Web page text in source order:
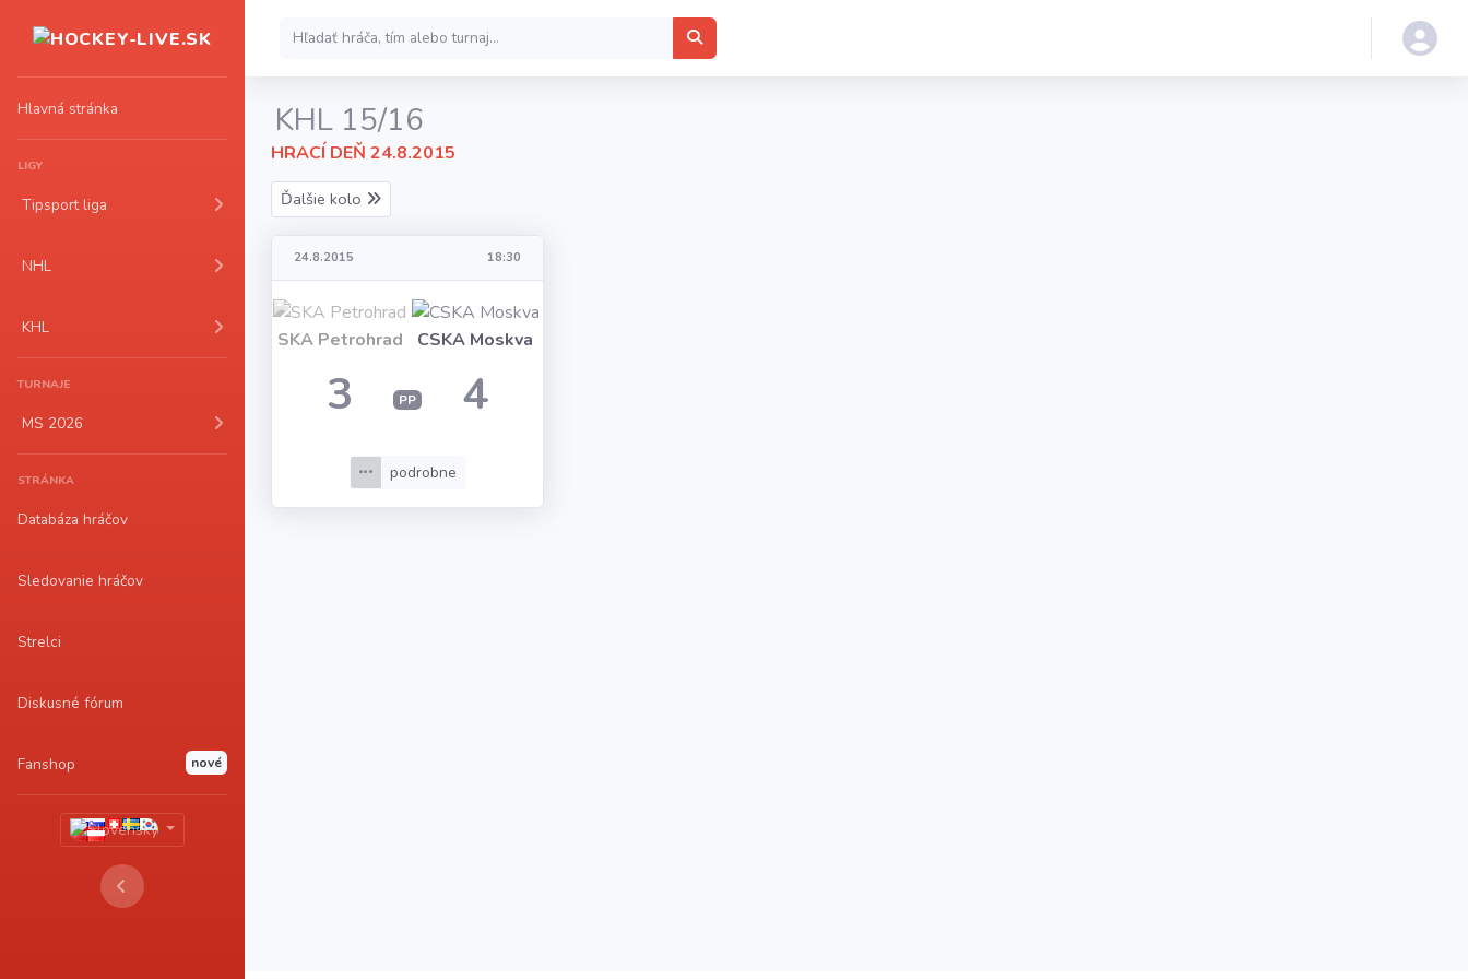
Hlavná stránka
LIGY
Tipsport liga
NHL
KHL
TURNAJE
MS 2026
STRÁNKA
Databáza hráčov
Sledovanie hráčov
Strelci
Diskusné fórum
Fanshop nové
KHL 15/16
HRACÍ DEŇ 24.8.2015
Ďalšie kolo
24.8.2015 18:30
SKA Petrohrad CSKA Moskva
3 PP 4
podrobne